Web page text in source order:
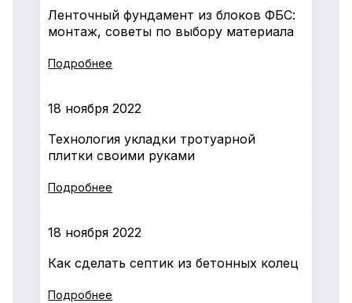
Ленточный фундамент из блоков ФБС:
монтаж, советы по выбору материала
Подробнее
18 ноября 2022
Технология укладки тротуарной
плитки своими руками
Подробнее
18 ноября 2022
Как сделать септик из бетонных колец
Подробнее